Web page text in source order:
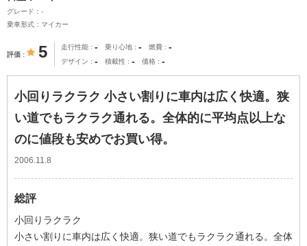
グレード：-
乗車形式：マイカー
評価 5 走行性能 - 乗り心地 - 燃費 -
デザイン - 積載性 - 価格 -
小回りラクラク 小さい割りに車内は広く快適。狭
い道でもラクラク通れる。全体的に平均点以上な
のに値段も安めでお買い得。
2006.11.8
総評
小回りラクラク
小さい割りに車内は広く快適。狭い道でもラクラク通れる。全体